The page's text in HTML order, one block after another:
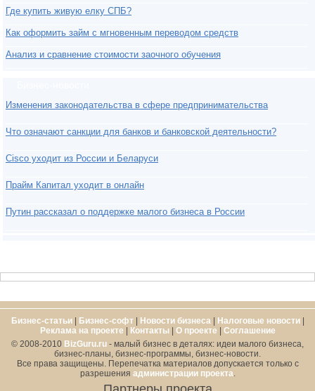
Где купить живую елку СПБ?
Как оформить займ с мгновенным переводом средств
Анализ и сравнение стоимости заочного обучения
Изменения законодательства в сфере предпринимательства
Что означают санкции для банков и банковской деятельности?
Cisco уходит из России и Беларуси
Прайм Капитал уходит в онлайн
Путин рассказал о поддержке малого бизнеса в России
Бизнес-статьи| Бизнес-софт| Новости бизнеса | Налоговые новости|
Реклама на проекте | Контакты| О проекте | Cоглашение
© 2008-2010 BizGuru.ru - малый бизнес в деталях: идеи малого бизнеса,
бизнес-планы, бизнес-программы, бизнес-новости.
Все права защищены. Перепечатка материалов допускается только с
разрешения администрации проекта